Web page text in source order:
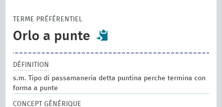
TERME PRÉFÉRENTIEL
Orlo a punte
DÉFINITION
s.m. Tipo di passamaneria detta puntina perche termina con
forma a punte
CONCEPT GÉNÉRIQUE